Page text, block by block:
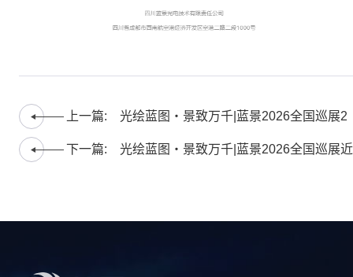
上一篇:
光绘蓝图・景致万千|蓝景2026全国巡展2
展同期绽放，邀您探讨行业破局之道！
下一篇:
光绘蓝图・景致万千|蓝景2026全国巡展近